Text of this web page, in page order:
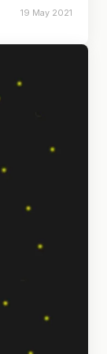
19 May 2021